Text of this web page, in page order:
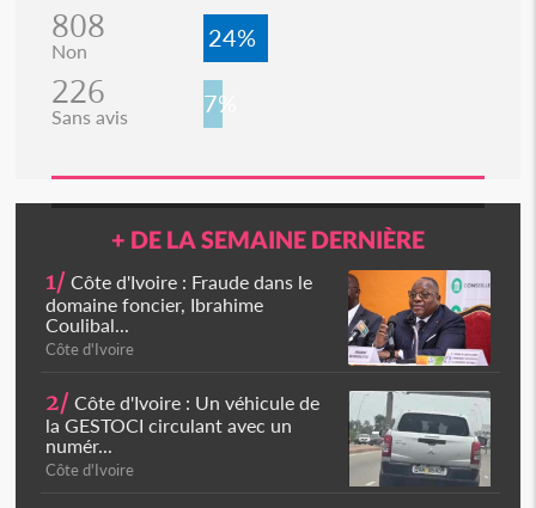
808
Non 24%
226
Sans avis 7%
+ DE LA SEMAINE DERNIÈRE
1/ Côte d'Ivoire : Fraude dans le
domaine foncier, Ibrahime
Coulibal...
Côte d'Ivoire
2/ Côte d'Ivoire : Un véhicule de
la GESTOCI circulant avec un
numér...
Côte d'Ivoire